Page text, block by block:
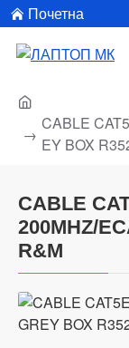
Почетна
CABLE
EY BOX
CABLE
200MHZ/
R&M